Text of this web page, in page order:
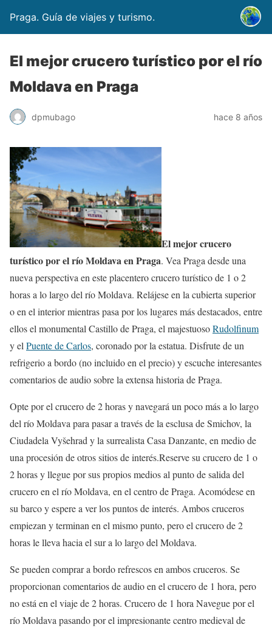
Praga. Guía de viajes y turismo.
El mejor crucero turístico por el río
Moldava en Praga
dpmubago hace 8 años
El mejor crucero
turístico por el río Moldava en Praga. Vea Praga desde una
nueva perspectiva en este placentero crucero turístico de 1 o 2
horas a lo largo del río Moldava. Relájese en la cubierta superior
o en el interior mientras pasa por los lugares más destacados, entre
ellos el monumental Castillo de Praga, el majestuosoRudolfinum
y el Puente de Carlos, coronado por la estatua. Disfrute de un
refrigerio a bordo (no incluido en el precio) y escuche interesantes
comentarios de audio sobre la extensa historia de Praga.
Opte por el crucero de 2 horas y navegará un poco más a lo largo
del río Moldava para pasar a través de la esclusa de Smichov, la
Ciudadela Vyšehrad y la surrealista Casa Danzante, en medio de
una procesión de otros sitios de interés.Reserve su crucero de 1 o
2 horas y llegue por sus propios medios al punto de salida del
crucero en el río Moldava, en el centro de Praga. Acomódese en
su barco y espere a ver los puntos de interés. Ambos cruceros
empiezan y terminan en el mismo punto, pero el crucero de 2
horas le lleva hacia el sur a lo largo del Moldava.
Se pueden comprar a bordo refrescos en ambos cruceros. Se
proporcionan comentarios de audio en el crucero de 1 hora, pero
no está en el viaje de 2 horas. Crucero de 1 hora Navegue por el
río Moldava pasando por el impresionante centro medieval de